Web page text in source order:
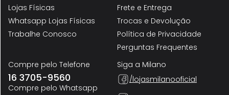
Lojas Físicas
Whatsapp Lojas Físicas
Trabalhe Conosco
Frete e Entrega
Trocas e Devolução
Política de Privacidade
Perguntas Frequentes
Compre pelo Telefone
16 3705-9560
Compre pelo Whatsapp
Siga a Milano
/lojasmilanooficial